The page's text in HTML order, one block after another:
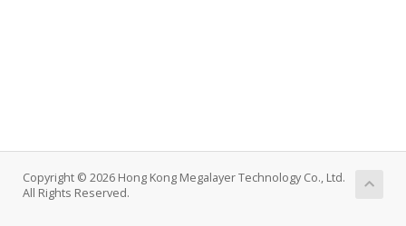
Copyright © 2026 Hong Kong Megalayer Technology Co., Ltd.
All Rights Reserved.